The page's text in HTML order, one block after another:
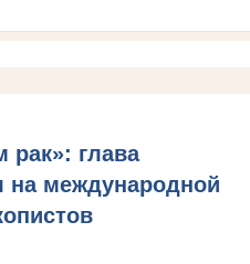
глава
на международной